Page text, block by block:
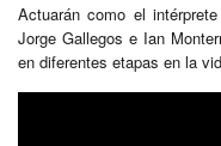
Actuarán como el
Jorge Gallegos e Ian
en diferentes etapas en la